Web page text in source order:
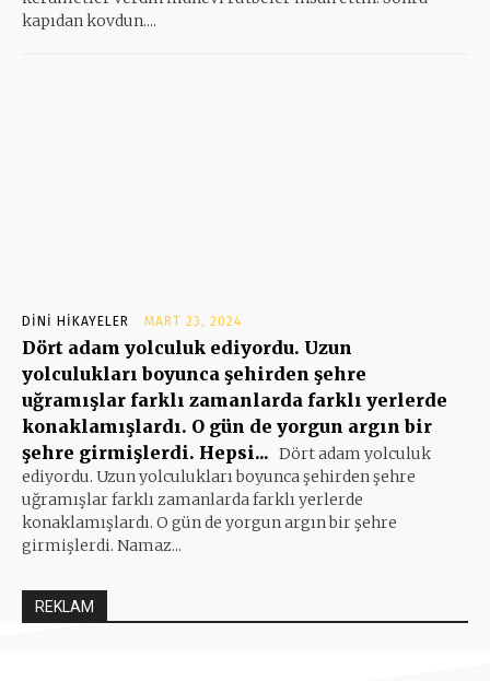
kapıdan kovdun....
DINI HIKAYELER MART 23, 2024
Dört adam yolculuk ediyordu. Uzun
yolculukları boyunca şehirden şehre
uğramışlar farklı zamanlarda farklı yerlerde
konaklamışlardı. O gün de yorgun argın bir
şehre girmişlerdi. Hepsi... Dört adam yolculuk
ediyordu. Uzun yolculukları boyunca şehirden şehre
uğramışlar farklı zamanlarda farklı yerlerde
konaklamışlardı. O gün de yorgun argın bir şehre
girmişlerdi. Namaz...
REKLAM